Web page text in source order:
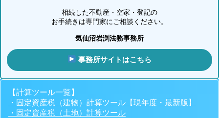
相続した不動産・空家・登記の
お手続きは専門家にご相談ください。
気仙沼岩渕法務事務所
事務所サイトはこちら
【計算ツール一覧】
・固定資産税（建物）計算ツール【現年度・最新版】
・固定資産税（土地）計算ツール